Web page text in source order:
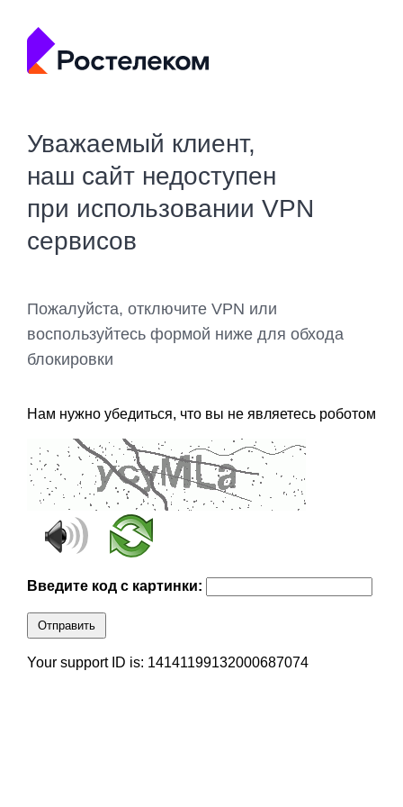
Уважаемый клиент,
наш сайт недоступен
при использовании VPN
сервисов
Пожалуйста, отключите VPN или
воспользуйтесь формой ниже для обхода
блокировки
Нам нужно убедиться, что вы не являетесь роботом
Введите код с картинки:
Отправить
Your support ID is: 14141199132000687074